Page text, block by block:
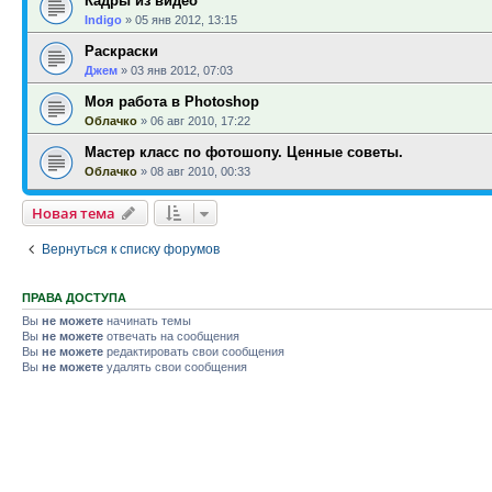
Indigo » 05 янв 2012, 13:15
Раскраски
Джем » 03 янв 2012, 07:03
Моя работа в Photoshop
Облачко » 06 авг 2010, 17:22
Мастер класс по фотошопу. Ценные советы.
Облачко » 08 авг 2010, 00:33
Новая тема
Вернуться к списку форумов
ПРАВА ДОСТУПА
Вы не можете начинать темы
Вы не можете отвечать на сообщения
Вы не можете редактировать свои сообщения
Вы не можете удалять свои сообщения